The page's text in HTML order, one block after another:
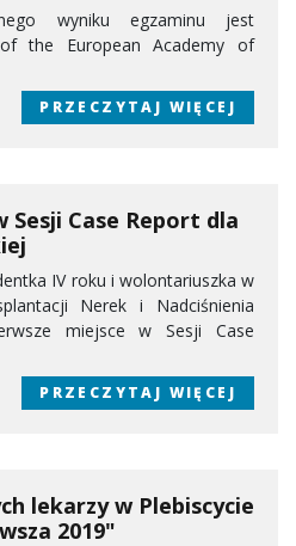
wyniku egzaminu jest
the European Academy of
PRZECZYTAJ WIĘCEJ
Sesji Case Report dla
IV roku i wolontariuszka w
Nerek i Nadciśnienia
miejsce w Sesji Case
PRZECZYTAJ WIĘCEJ
lekarzy w Plebiscycie
2019"